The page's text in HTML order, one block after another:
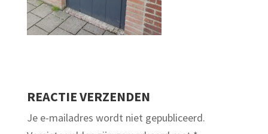
REACTIE VERZENDEN
Je e-mailadres wordt niet gepubliceerd.